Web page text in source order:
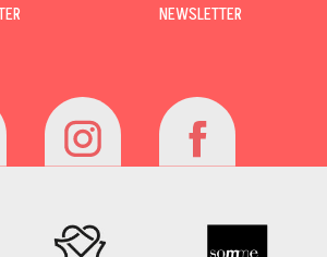
NEWSLETTER